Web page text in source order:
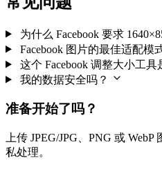
为什么 Facebook 要求
Facebook 图片的最佳适配模
这个 Facebook 调整大小工具
我的数据安全吗？
准备开始了吗？
上传 JPEG/JPG、PNG 或
私处理。